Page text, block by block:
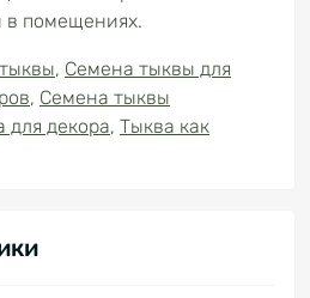
в помещениях.
, Семена тыквы для
, Семена тыквы
для декора, Тыква как